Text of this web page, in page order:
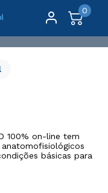
0
100% on-line tem
básicas para